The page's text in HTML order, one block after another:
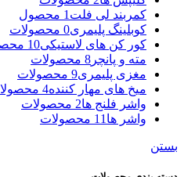
کمربند لی فلت 1 محصول
کوبلینگ پلیمری0 محصولات
کور کن های لاستیکی10 محصولات
مته و پانچر 8 محصولات
مغزی پلیمری9 محصولات
میخ های مهار کننده4 محصولات
واشر فلنج ها2 محصولات
واشر ها 11 محصولات
بستن